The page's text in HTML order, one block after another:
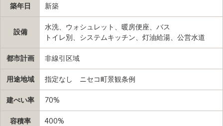
築年日 新築
設備
水洗、ウォシュレット、暖房便座、バス
トイレ別、システムキッチン、灯油給湯、公営水道
都市計画 非線引区域
用途地域 指定なし ニセコ町景観条例
建ぺい率 70%
容積率 400%